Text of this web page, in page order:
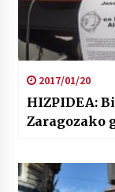
2017/01/20
HIZPIDEA:
Zaragozako